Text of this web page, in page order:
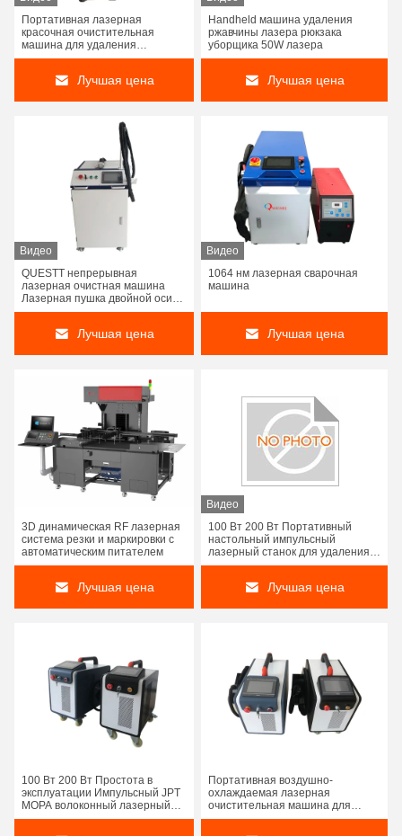
Портативная лазерная
красочная очистительная
машина для удаления
ржавчины 100 Вт 200 Вт
Лучшая цена
Handheld машина удаления
ржавчины лазера рюкзака
уборщика 50W лазера
Лучшая цена
Видео
QUESTT непрерывная
лазерная очистная машина
Лазерная пушка двойной оси
1500 Вт 2000 Вт Лазерное
длинный проводЛучшая цена
Видео
1064 нм лазерная сварочная
машина
Лучшая цена
3D динамическая RF лазерная
система резки и маркировки с
автоматическим питателем
Лучшая цена
Видео
100 Вт 200 Вт Портативный
настольный импульсный
лазерный станок для удаления
ржавчины Портативный
Лучшая цена
100 Вт 200 Вт Простота в
эксплуатации Импульсный JPT
MOPA волоконный лазерный
очиститель для удаления
Портативная воздушно-
охлаждаемая лазерная
очистительная машина для
удаления ржавчины, импульсная